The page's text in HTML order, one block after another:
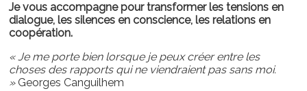
Je vous accompagne pour transformer les tensions en
dialogue, les silences en conscience, les relations en
coopération.
« Je me porte bien lorsque je peux créer entre les
choses des rapports qui ne viendraient pas sans moi.
» Georges Canguilhem